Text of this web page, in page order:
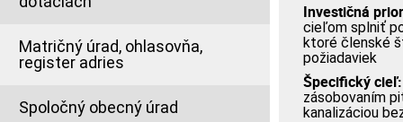
Matričný úrad, ohlasovňa,
register adries
Spoločný obecný úrad
Investičná
cieľom splniť
ktoré členské
požiadaviek
Špecifický cieľ:
zásobovaním
kanalizáciou